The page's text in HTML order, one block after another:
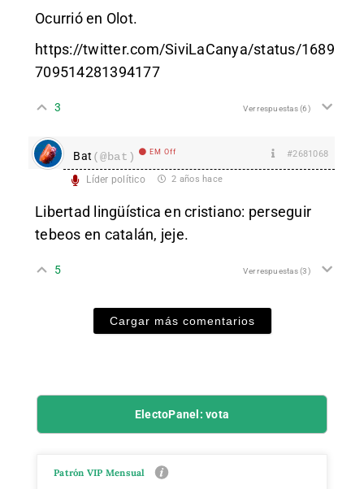
Ocurrió en Olot.
https://twitter.com/SiviLaCanya/status/1689
709514281394177
3 Ver respuestas(6)
Bat (@bat) EM Off #2681068
Líder político 2 años hace
Libertad lingüística en cristiano: perseguir
tebeos en catalán, jeje.
5 Ver respuestas(3)
Cargar más comentarios
ElectoPanel: vota
Patrón VIP Mensual